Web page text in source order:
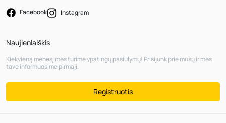
Facebook Instagram
Naujienlaiškis
Kiekvieną mėnesį mes turime ypatingų pasiūlymų! Prisijunk prie mūsų ir mes
tave informuosime pirmąjį.
Registruotis